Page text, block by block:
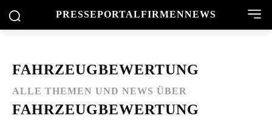
PRESSEPORTALFIRMENNEWS
FAHRZEUGBEWERTUNG
ALLE THEMEN UND NEWS ÜBER
FAHRZEUGBEWERTUNG